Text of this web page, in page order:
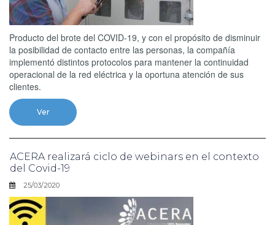
Producto del brote del COVID-19, y con el propósito de disminuir
la posibilidad de contacto entre las personas, la compañía
implementó distintos protocolos para mantener la continuidad
operacional de la red eléctrica y la oportuna atención de sus
clientes.
Ver
ACERA realizará ciclo de webinars en el contexto
del Covid-19
25/03/2020